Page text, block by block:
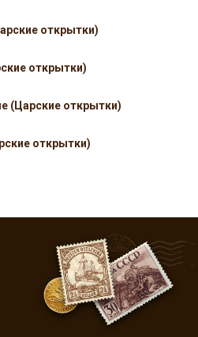
открытки)
открытки)
(Царские открытки)
открытки)